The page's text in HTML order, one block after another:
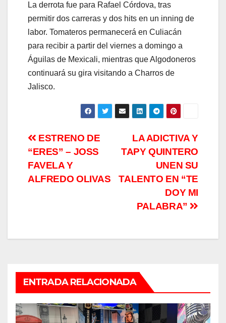
La derrota fue para Rafael Córdova, tras
permitir dos carreras y dos hits en un inning de
labor. Tomateros permanecerá en Culiacán
para recibir a partir del viernes a domingo a
Águilas de Mexicali, mientras que Algodoneros
continuará su gira visitando a Charros de
Jalisco.
Navegación
de
entradas
LA ADICTIVA Y
TAPY QUINTERO
UNEN SU
TALENTO EN “TE
DOY MI
PALABRA”
ESTRENO DE
“ERES” – JOSS
FAVELA Y
ALFREDO OLIVAS
ENTRADA RELACIONADA